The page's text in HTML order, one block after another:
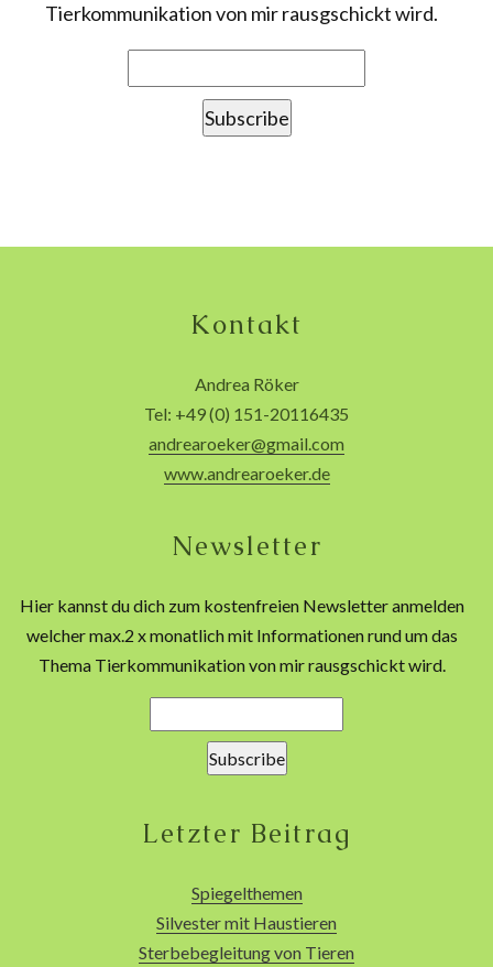
Tierkommunikation von mir rausgschickt wird.
Kontakt
Andrea Röker
Tel: +49 (0) 151-20116435
andrearoeker@gmail.com
www.andrearoeker.de
Newsletter
Hier kannst du dich zum kostenfreien Newsletter anmelden
welcher max.2 x monatlich mit Informationen rund um das
Thema Tierkommunikation von mir rausgschickt wird.
Letzter Beitrag
Spiegelthemen
Silvester mit Haustieren
Sterbebegleitung von Tieren